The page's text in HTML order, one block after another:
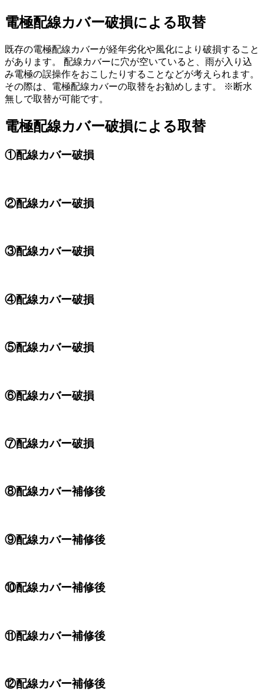
電極配線カバー破損による取替
既存の電極配線カバーが経年劣化や風化により破損すること
があります。 配線カバーに穴が空いていると、雨が入り込
み電極の誤操作をおこしたりすることなどが考えられます。
その際は、電極配線カバーの取替をお勧めします。 ※断水
無しで取替が可能です。
電極配線カバー破損による取替
①配線カバー破損
②配線カバー破損
③配線カバー破損
④配線カバー破損
⑤配線カバー破損
⑥配線カバー破損
⑦配線カバー破損
⑧配線カバー補修後
⑨配線カバー補修後
⑩配線カバー補修後
⑪配線カバー補修後
⑫配線カバー補修後